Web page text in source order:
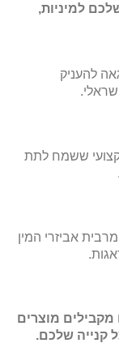
למיניות,
ומאז גאה להעניק
ששמח לתת
אביזרי המין
מוצרים
קנייה שלכם.